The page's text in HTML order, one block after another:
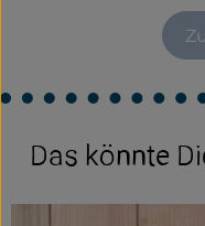
Das könnte